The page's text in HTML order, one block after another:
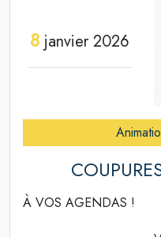
8janvier 2026
À VOS AGENDAS !